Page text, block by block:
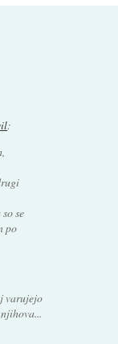
:
se
po
varujejo